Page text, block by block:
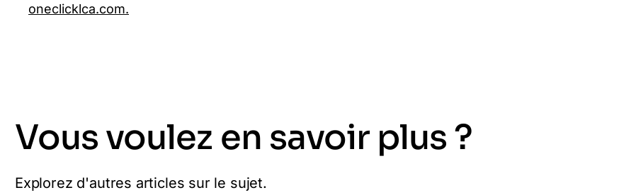
oneclicklca.com.
Vous voulez en savoir plus ?
Explorez d'autres articles sur le sujet.